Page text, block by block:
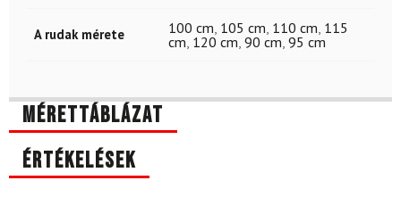
A rudak mérete 100 cm, 105 cm, 110 cm, 115
cm, 120 cm, 90 cm, 95 cm
Mérettáblázat
Értékelések